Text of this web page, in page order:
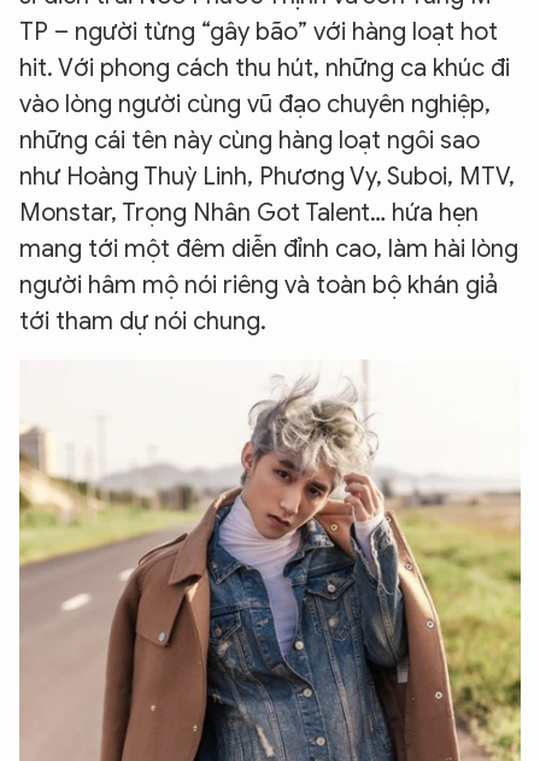
TP – người từng “gây bão” với hàng loạt hot
hit. Với phong cách thu hút, những ca khúc đi
vào lòng người cùng vũ đạo chuyên nghiệp,
những cái tên này cùng hàng loạt ngôi sao
như Hoàng Thuỳ Linh, Phương Vy, Suboi, MTV,
Monstar, Trọng Nhân Got Talent… hứa hẹn
mang tới một đêm diễn đỉnh cao, làm hài lòng
người hâm mộ nói riêng và toàn bộ khán giả
tới tham dự nói chung.